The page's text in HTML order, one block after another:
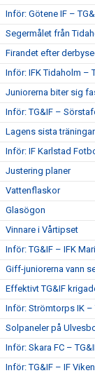
Inför: Götene IF –
Segermålet från
Firandet efter
Inför: IFK Tidaholm –
Juniorerna biter sig
Inför: TG&IF –
Lagens sista träningar
Inför: IF Karlstad
Justering planer
Vattenflaskor
Glasögon
Vinnare i Vårtipset
Inför: TG&IF – IFK
Giff-juniorerna vann
Effektivt TG&IF
Inför: Strömtorps IK –
Solpaneler på
Inför: Skara FC –
Inför: TG&IF – IF Viken